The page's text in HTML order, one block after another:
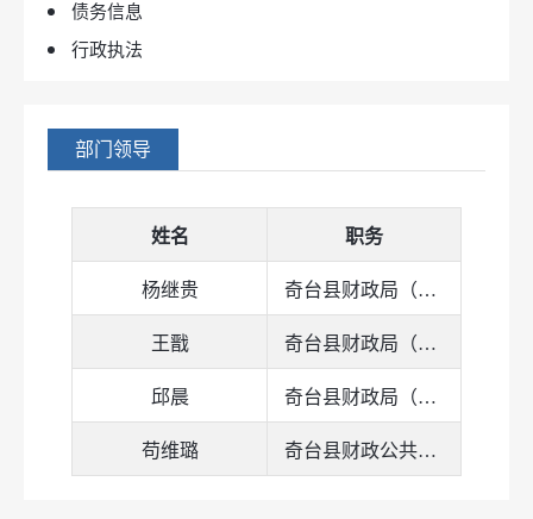
2017年预算及三公经费
2017年决算及三公经费
2018年决算及三公经费
2019年预算及三公经费
2020年预算及三公经费
2020年决算及三公经费
2021年预算及三公经费
2021年决算及三公经费
2022年预算及三公经费
债务信息
行政执法
部门领导
姓名 职务
杨继贵 奇台县财政局（国资局）党组书记
王戬 奇台县财政局（国资局）党组副书记、局长
邱晨 奇台县财政局（国资局）党组成员、奇台县财政综合保障中心党支部书记
苟维璐 奇台县财政公共服务中心（奇台县金融工作服务中心）主任